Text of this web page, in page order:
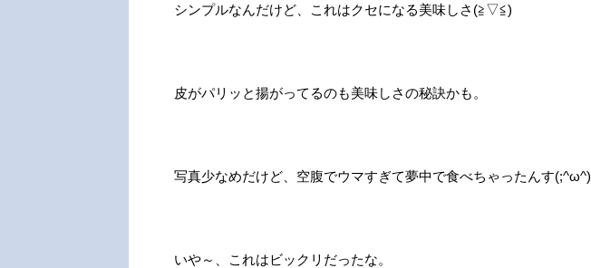
シンプルなんだけど、これはクセになる美味しさ(≧▽≦)
皮がパリッと揚がってるのも美味しさの秘訣かも。
写真少なめだけど、空腹でウマすぎて夢中で食べちゃったんす(;^ω^)
いや～、これはビックリだったな。